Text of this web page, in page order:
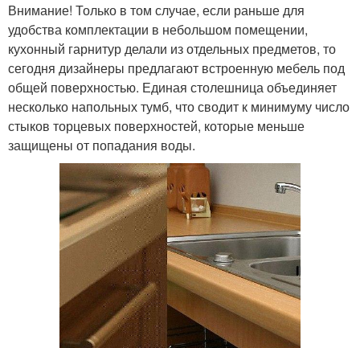
Внимание! Только в том случае, если раньше для
удобства комплектации в небольшом помещении,
кухонный гарнитур делали из отдельных предметов, то
сегодня дизайнеры предлагают встроенную мебель под
общей поверхностью. Единая столешница объединяет
несколько напольных тумб, что сводит к минимуму число
стыков торцевых поверхностей, которые меньше
защищены от попадания воды.